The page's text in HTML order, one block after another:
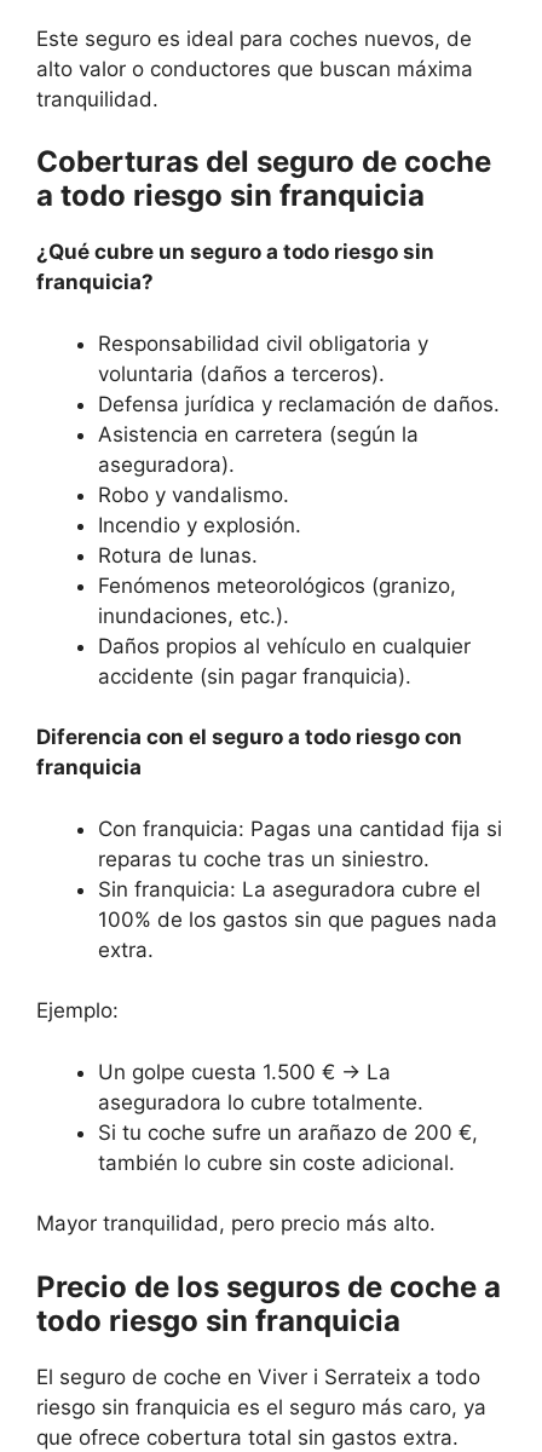
Este seguro es ideal para coches nuevos, de
alto valor o conductores que buscan máxima
tranquilidad.
Coberturas del seguro de coche
a todo riesgo sin franquicia
¿Qué cubre un seguro a todo riesgo sin
franquicia?
Responsabilidad civil obligatoria y
voluntaria (daños a terceros).
Defensa jurídica y reclamación de daños.
Asistencia en carretera (según la
aseguradora).
Robo y vandalismo.
Incendio y explosión.
Rotura de lunas.
Fenómenos meteorológicos (granizo,
inundaciones, etc.).
Daños propios al vehículo en cualquier
accidente (sin pagar franquicia).
Diferencia con el seguro a todo riesgo con
franquicia
Con franquicia: Pagas una cantidad fija si
reparas tu coche tras un siniestro.
Sin franquicia: La aseguradora cubre el
100% de los gastos sin que pagues nada
extra.
Ejemplo:
Un golpe cuesta 1.500 € → La
aseguradora lo cubre totalmente.
Si tu coche sufre un arañazo de 200 €,
también lo cubre sin coste adicional.
Mayor tranquilidad, pero precio más alto.
Precio de los seguros de coche a
todo riesgo sin franquicia
El seguro de coche en Viver i Serrateix a todo
riesgo sin franquicia es el seguro más caro, ya
que ofrece cobertura total sin gastos extra.